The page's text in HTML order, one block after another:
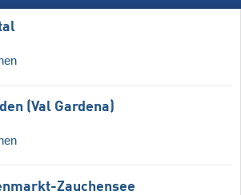
(Val Gardena)
Zauchensee